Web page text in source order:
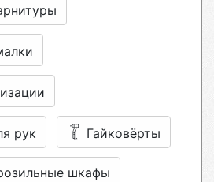
рук Гайковёрты
шкафы